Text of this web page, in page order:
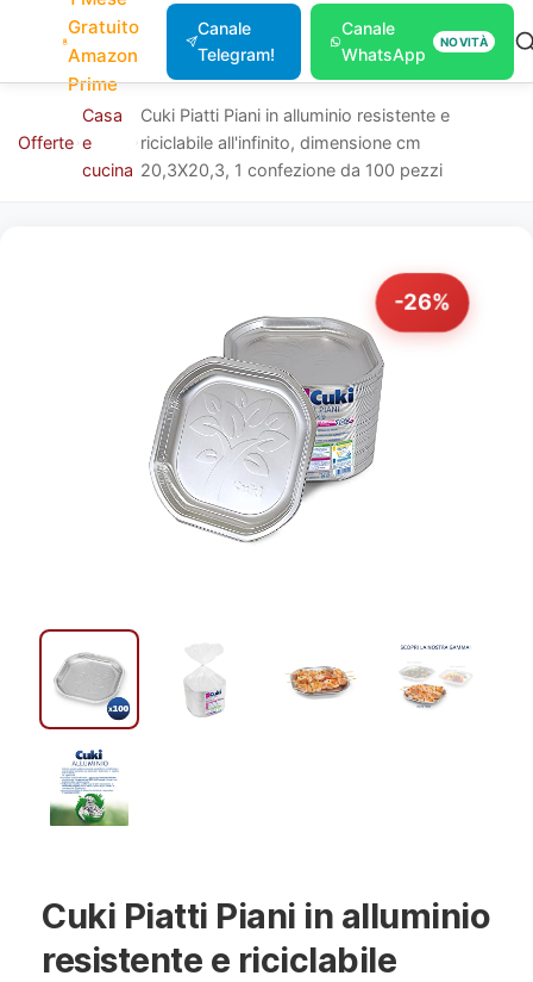
Gratuito
Amazon
Prime
Canale
Telegram!
Canale
WhatsApp
NOVITÀ
Offerte
Casa
e
cucina
Cuki Piatti Piani in alluminio resistente e
riciclabile all'infinito, dimensione cm
20,3X20,3, 1 confezione da 100 pezzi
-26%
Cuki Piatti Piani in alluminio
resistente e riciclabile